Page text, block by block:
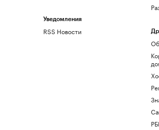
Уведомления
RSS Новости